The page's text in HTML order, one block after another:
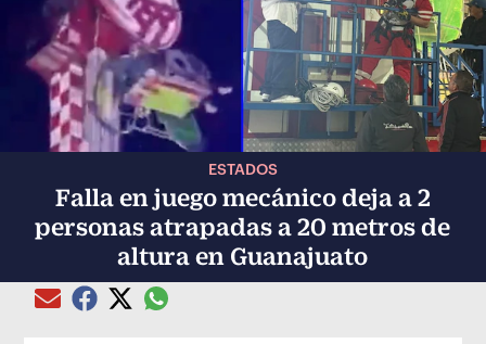
ESTADOS
Falla en juego mecánico deja a 2
personas atrapadas a 20 metros de
altura en Guanajuato
Compartir el artículo actual mediante Email
Compartir el artículo actual mediante Facebook
Compartir el artículo actual mediante Twitter
Compartir el artículo actual mediante